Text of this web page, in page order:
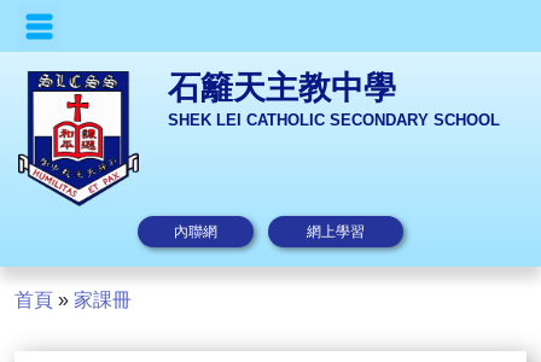
石籬天主教中學
SHEK LEI CATHOLIC SECONDARY SCHOOL
內聯網 網上學習
首頁 » 家課冊